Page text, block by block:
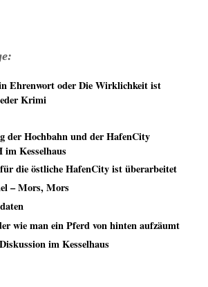
Ehrenwort oder Die Wirklichkeit ist
Krimi
der Hochbahn und der HafenCity
Kesselhaus
die östliche HafenCity ist überarbeitet
– Mors, Mors
wie man ein Pferd von hinten aufzäumt
im Kesselhaus